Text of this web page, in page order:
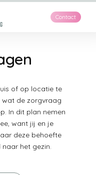
Contact
of op locatie te
wat de zorgvraag
In dit plan nemen
want jij en je
deze behoefte
het gezin.